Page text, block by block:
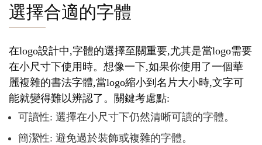
選擇合適的字體
在logo設計中,字體的選擇至關重要,尤其是當logo需要
在小尺寸下使用時。想像一下,如果你使用了一個華
麗複雜的書法字體,當logo縮小到名片大小時,文字可
能就變得難以辨認了。關鍵考慮點:
可讀性: 選擇在小尺寸下仍然清晰可讀的字體。
簡潔性: 避免過於裝飾或複雜的字體。